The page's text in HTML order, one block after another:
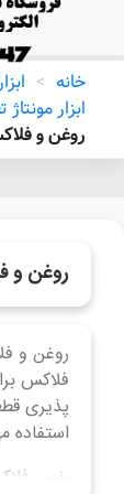
خانه >
ابزار
روغن و
روغن و
روغن و
فلاکس
پذیری
خمیر